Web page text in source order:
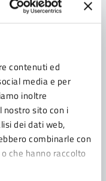
contenuti ed
media e per
inoltre
nostro sito con i
dei dati web,
combinarle con
che hanno raccolto